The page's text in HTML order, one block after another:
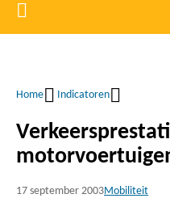
gaanvoor de
Home
Kruimelpad
Home Indicatoren
17 september 2003Mobiliteit